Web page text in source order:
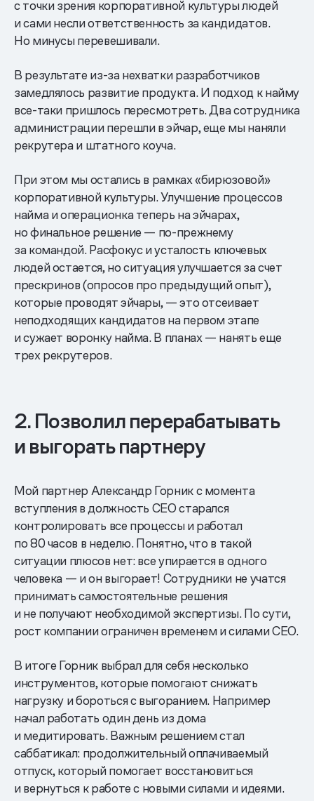
с точки зрения корпоративной культуры людей
и сами несли ответственность за кандидатов.
Но минусы перевешивали.
В результате из-за нехватки разработчиков
замедлялось развитие продукта. И подход к найму
все-таки пришлось пересмотреть. Два сотрудника
администрации перешли в эйчар, еще мы наняли
рекрутера и штатного коуча.
При этом мы остались в рамках «бирюзовой»
корпоративной культуры. Улучшение процессов
найма и операционка теперь на эйчарах,
но финальное решение — по-прежнему
за командой. Расфокус и усталость ключевых
людей остается, но ситуация улучшается за счет
прескринов (опросов про предыдущий опыт),
которые проводят эйчары, — это отсеивает
неподходящих кандидатов на первом этапе
и сужает воронку найма. В планах — нанять еще
трех рекрутеров.
2. Позволил перерабатывать
и выгорать партнеру
Мой партнер Александр Горник с момента
вступления в должность CEO старался
контролировать все процессы и работал
по 80 часов в неделю. Понятно, что в такой
ситуации плюсов нет: все упирается в одного
человека — и он выгорает! Сотрудники не учатся
принимать самостоятельные решения
и не получают необходимой экспертизы. По сути,
рост компании ограничен временем и силами СЕО.
В итоге Горник выбрал для себя несколько
инструментов, которые помогают снижать
нагрузку и бороться с выгоранием. Например
начал работать один день из дома
и медитировать. Важным решением стал
саббатикал: продолжительный оплачиваемый
отпуск, который помогает восстановиться
и вернуться к работе с новыми силами и идеями.